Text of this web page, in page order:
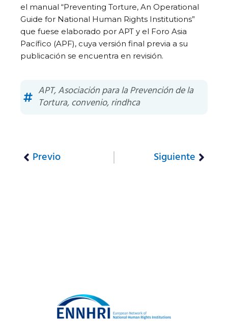
el manual “Preventing Torture, An Operational
Guide for National Human Rights Institutions”
que fuese elaborado por APT y el Foro Asia
Pacífico (APF), cuya versión final previa a su
publicación se encuentra en revisión.
APT,Asociación para la Prevención de la
Tortura,convenio,rindhca
Previo Siguiente